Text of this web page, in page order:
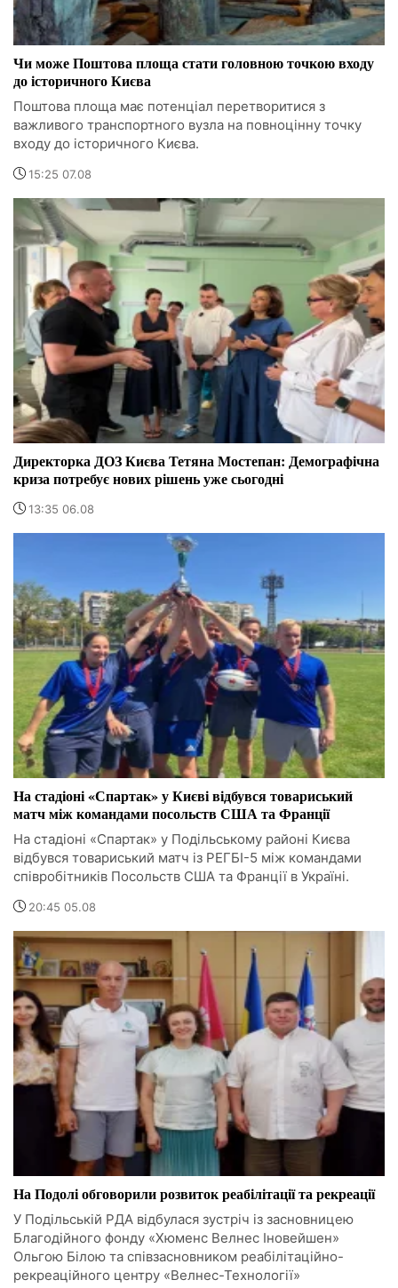
Чи може Поштова площа стати головною точкою входу
до історичного Києва
Поштова площа має потенціал перетворитися з
важливого транспортного вузла на повноцінну точку
входу до історичного Києва.
15:25 07.08
Директорка ДОЗ Києва Тетяна Мостепан: Демографічна
криза потребує нових рішень уже сьогодні
13:35 06.08
На стадіоні «Спартак» у Києві відбувся товариський
матч між командами посольств США та Франції
На стадіоні «Спартак» у Подільському районі Києва
відбувся товариський матч із РЕГБІ-5 між командами
співробітників Посольств США та Франції в Україні.
20:45 05.08
На Подолі обговорили розвиток реабілітації та рекреації
У Подільській РДА відбулася зустріч із засновницею
Благодійного фонду «Хюменс Велнес Іновейшен»
Ольгою Білою та співзасновником реабілітаційно-
рекреаційного центру «Велнес-Технології»